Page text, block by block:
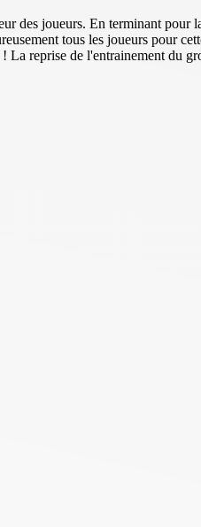
des joueurs. En terminant
tous les joueurs pour
La reprise de l'entrainement du